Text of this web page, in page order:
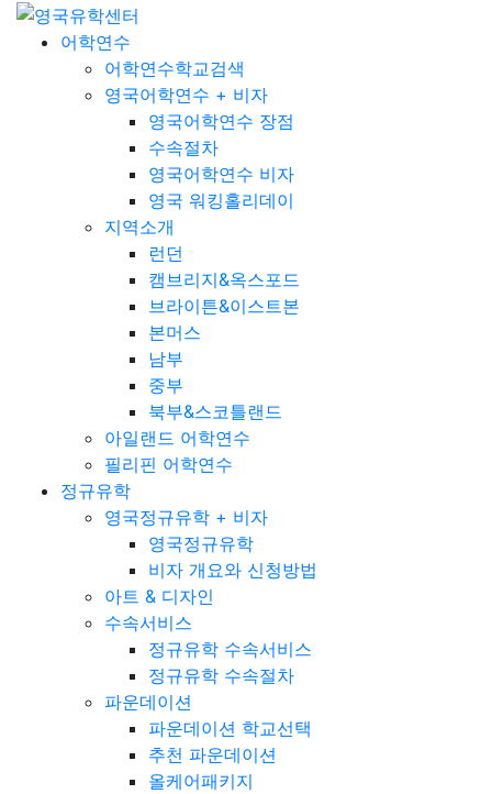
어학연수
어학연수학교검색
영국어학연수 + 비자
영국어학연수 장점
수속절차
영국어학연수 비자
영국 워킹홀리데이
지역소개
런던
캠브리지&옥스포드
브라이튼&이스트본
본머스
남부
중부
북부&스코틀랜드
아일랜드 어학연수
필리핀 어학연수
정규유학
영국정규유학 + 비자
영국정규유학
비자 개요와 신청방법
아트 & 디자인
수속서비스
정규유학 수속서비스
정규유학 수속절차
파운데이션
파운데이션 학교선택
추천 파운데이션
올케어패키지